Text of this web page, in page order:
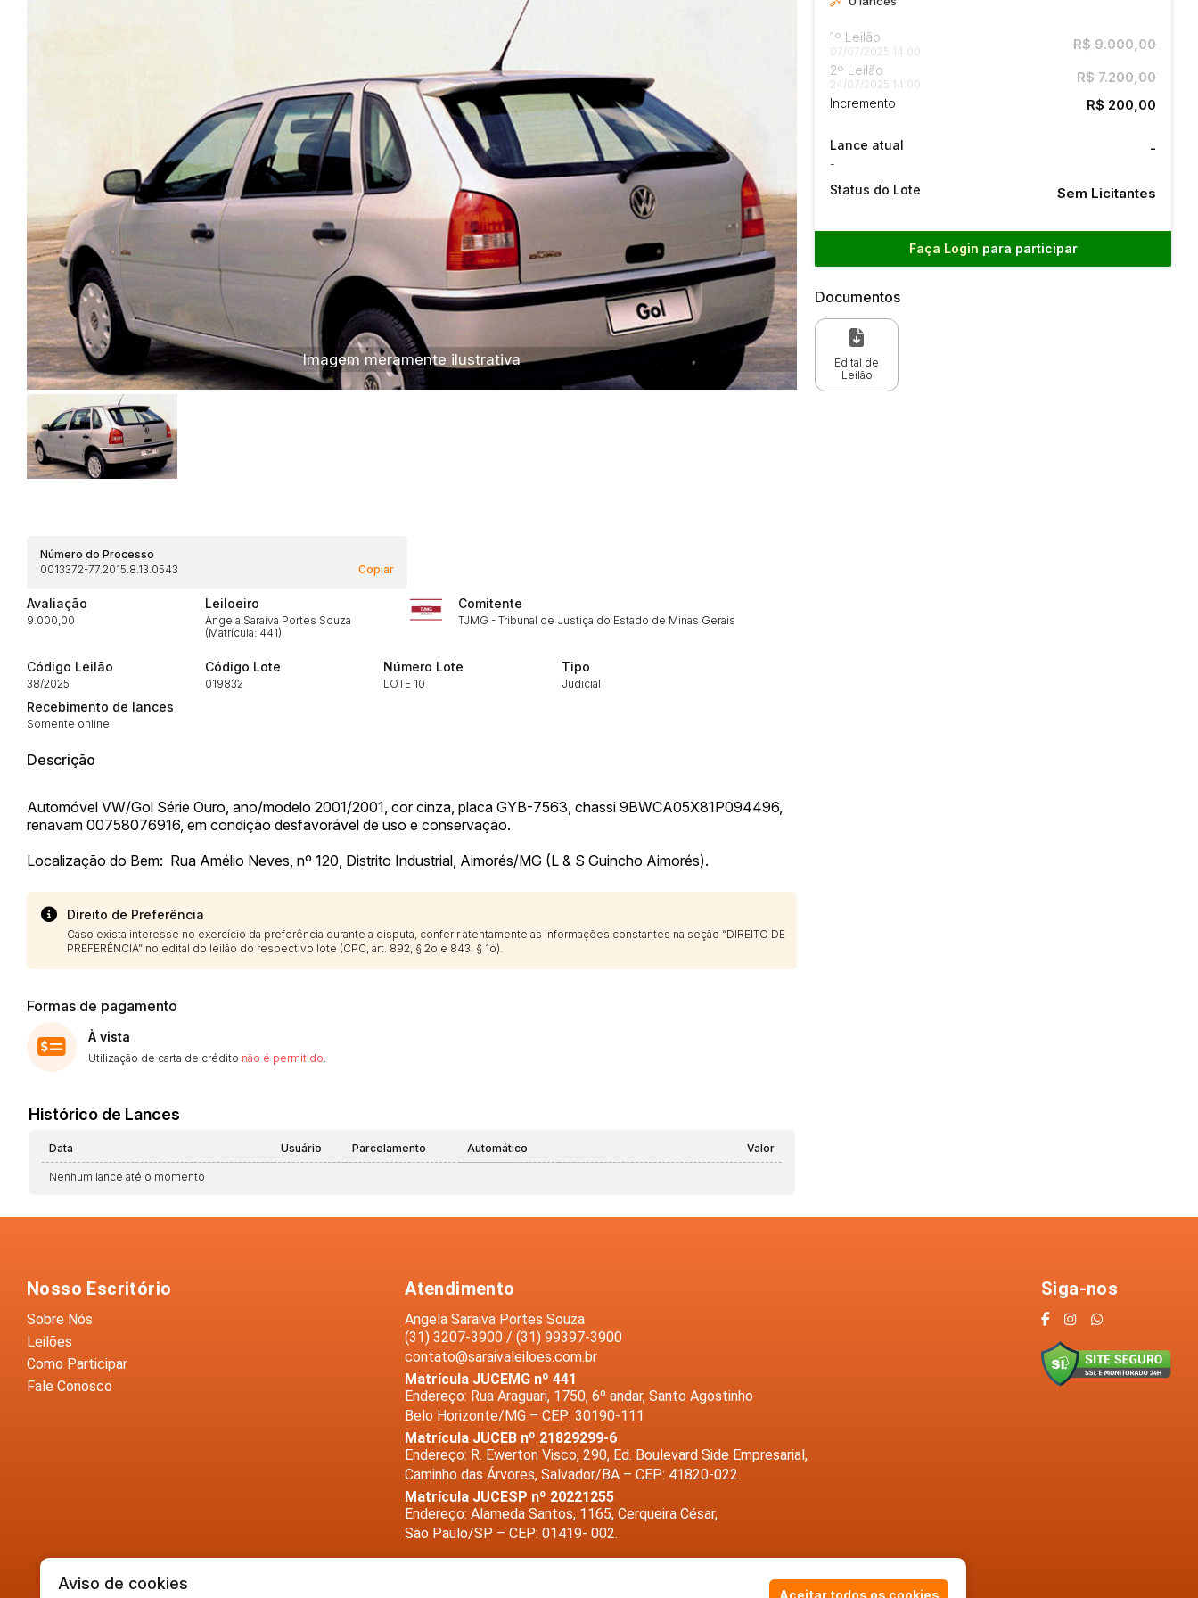
Vaga de Garagem
Materiais
Bens diversos
Veículos
Caminhão
Carro
Carros
Moto
Motocicleta
Ônibus
Imagem meramente ilustrativa
1º Leilão
07/07/2025 14:00 R$ 9.000,00
2º Leilão
24/07/2025 14:00 R$ 7.200,00
Incremento R$ 200,00
Lance atual
-
-
Status do Lote Sem Licitantes
Faça Login para participar
Documentos
Edital de
Leilão
Número do Processo
0013372-77.2015.8.13.0543
Copiar
Avaliação
9.000,00
Leiloeiro
Angela Saraiva Portes Souza
(Matrícula: 441)
Comitente
TJMG - Tribunal de Justiça do Estado de Minas Gerais
Código Leilão
38/2025
Código Lote
019832
Número Lote
LOTE 10
Tipo
Judicial
Recebimento de lances
Somente online
Descrição
Automóvel VW/Gol Série Ouro, ano/modelo 2001/2001, cor cinza, placa GYB-7563, chassi 9BWCA05X81P094496,
renavam 00758076916, em condição desfavorável de uso e conservação.
Localização do Bem: Rua Amélio Neves, nº 120, Distrito Industrial, Aimorés/MG (L & S Guincho Aimorés).
Direito de Preferência
Caso exista interesse no exercício da preferência durante a disputa, conferir atentamente as informações constantes na seção “DIREITO DE
PREFERÊNCIA” no edital do leilão do respectivo lote (CPC, art. 892, § 2o e 843, § 1o).
Formas de pagamento
À vista
Utilização de carta de crédito não é permitido
Histórico de Lances
Data Usuário Parcelamento Automático Valor
Nenhum lance até o momento
Envie sua Proposta
Histórico de Propostas
14/04/2025 18:43:11
14/04/2025 18:43:11
Clique aqui para fazer login
Nosso Escritório
Sobre Nós
Leilões
Como Participar
Fale Conosco
Atendimento
Angela Saraiva Portes Souza
(31) 3207-3900 / (31) 99397-3900
contato@saraivaleiloes.com.br
Matrícula JUCEMG nº 441
Endereço: Rua Araguari, 1750, 6º andar, Santo Agostinho
Belo Horizonte/MG – CEP: 30190-111
Matrícula JUCEB nº 21829299-6
Endereço: R. Ewerton Visco, 290, Ed. Boulevard Side Empresarial,
Caminho das Árvores, Salvador/BA – CEP: 41820-022.
Matrícula JUCESP nº 20221255
Endereço: Alameda Santos, 1165, Cerqueira César,
São Paulo/SP – CEP: 01419- 002.
Siga-nos
Aviso de cookies
Aceitar todos os cookies